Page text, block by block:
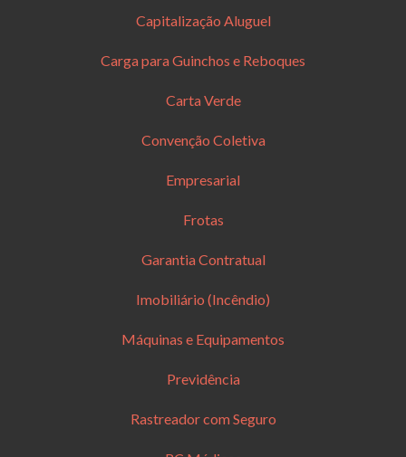
Capitalização Aluguel
Carga para Guinchos e Reboques
Carta Verde
Convenção Coletiva
Empresarial
Frotas
Garantia Contratual
Imobiliário (Incêndio)
Máquinas e Equipamentos
Previdência
Rastreador com Seguro